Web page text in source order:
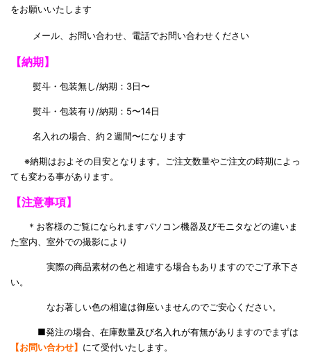
をお願いいたします
メール、お問い合わせ、電話でお問い合わせください
【納期】
熨斗・包装無し/納期：3日〜
熨斗・包装有り/納期：5〜14日
名入れの場合、約２週間〜になります
※納期はおよその目安となります。ご注文数量やご注文の時期によっ
ても変わる事があります。
【注意事項】
＊お客様のご覧になられますパソコン機器及びモニタなどの違いま
た室内、室外での撮影により
実際の商品素材の色と相違する場合もありますのでご了承下さ
い。
なお著しい色の相違は御座いませんのでご安心ください。
■発注の場合、在庫数量及び名入れが有無がありますのでまずは
【お問い合わせ】 にて受付いたします。